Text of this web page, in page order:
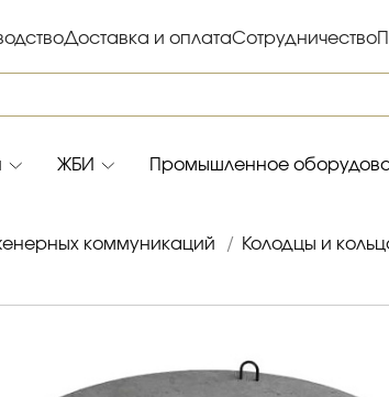
Доставка и оплатаСотрудничество
ЖБИ Промышленное
коммуникаций / Колодцы и